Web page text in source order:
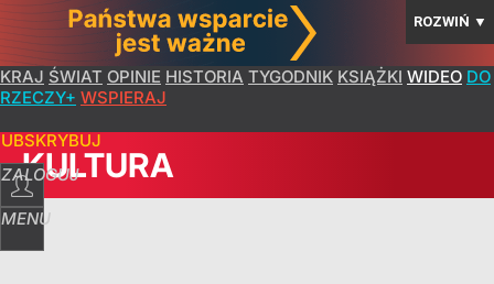
ROZWIŃ ▼
KRAJ ŚWIAT OPINIE HISTORIA TYGODNIK KSIĄŻKI WIDEO DO
RZECZY+ WSPIERAJ
ZALOGUJ
MENU
KULTURA